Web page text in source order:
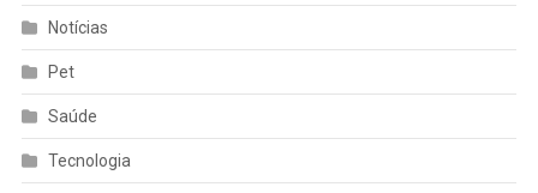
Notícias
Pet
Saúde
Tecnologia